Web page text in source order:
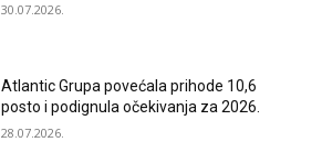
30.07.2026.
Atlantic Grupa povećala prihode 10,6
posto i podignula očekivanja za 2026.
28.07.2026.